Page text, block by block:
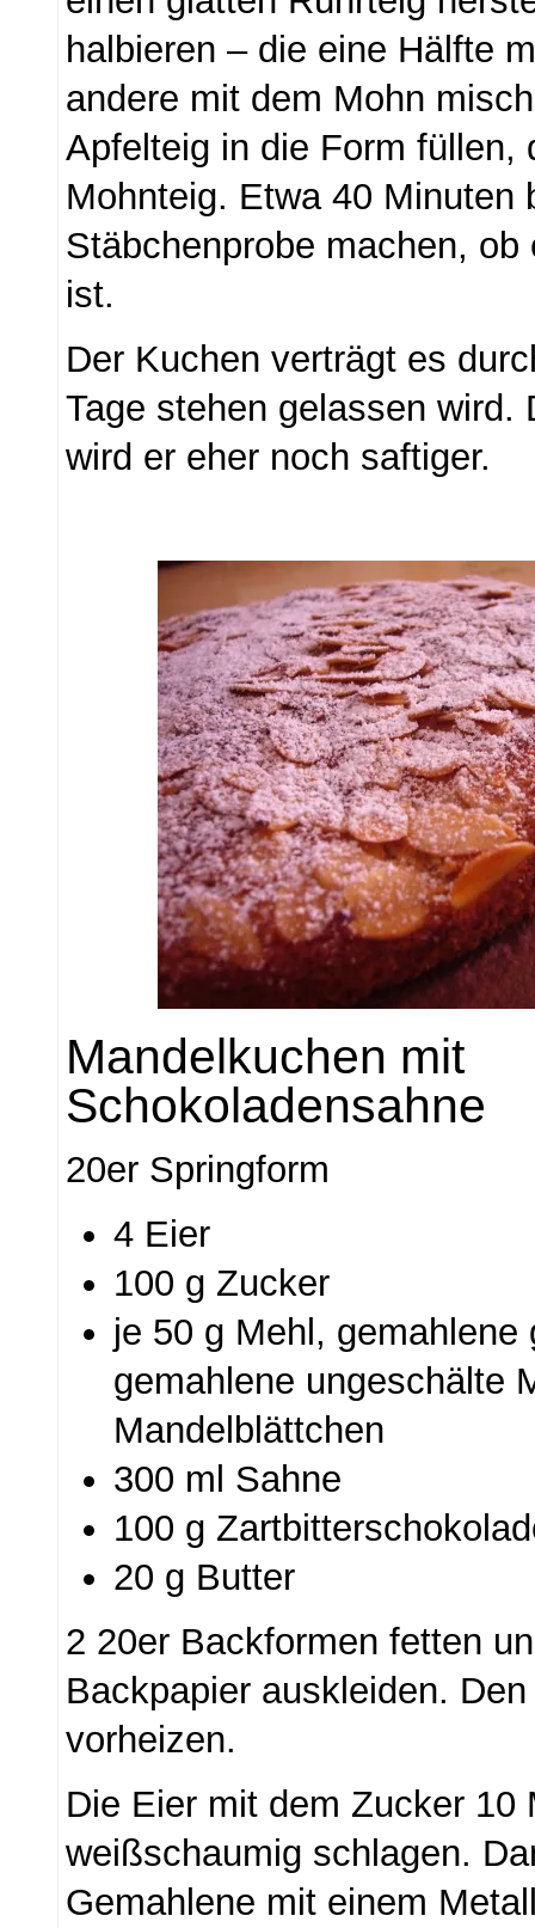
halbieren – die eine Hälfte
andere mit dem Mohn
Apfelteig in die Form füllen,
Mohnteig. Etwa 40 Minuten
Stäbchenprobe machen,
ist.
Der Kuchen verträgt es
Tage stehen gelassen wird.
wird er eher noch saftiger.
Mandelkuchen mit
Schokoladensahne
20er Springform
4 Eier
100 g Zucker
je 50 g Mehl, gemahlene
gemahlene ungeschälte
Mandelblättchen
300 ml Sahne
100 g
20 g Butter
2 20er Backformen fetten
Backpapier auskleiden.
vorheizen.
Die Eier mit dem Zucker 10
weißschaumig schlagen.
Gemahlene mit einem